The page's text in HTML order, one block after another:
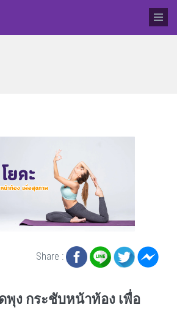
Share :
พุง กระชับหน้าท้อง เพื่อ